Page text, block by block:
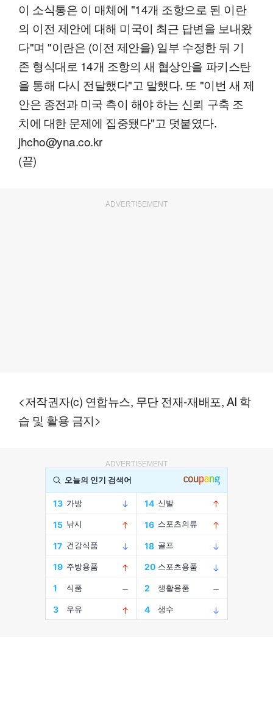
이 소식통은 이 매체에 "14개 조항으로 된 이란
의 이전 제안에 대해 미국이 최근 답변을 보내왔
다"며 "이란은 (이전 제안을) 일부 수정한 뒤 기
존 형식대로 14개 조항의 새 협상안을 파키스탄
을 통해 다시 전달했다"고 말했다. 또 "이번 새 제
안은 종전과 미국 측이 해야 하는 신뢰 구축 조
치에 대한 문제에 집중됐다"고 덧붙였다.
jhcho@yna.co.kr
(끝)
ADVERTISEMENT
<저작권자(c) 연합뉴스, 무단 전재-재배포, AI 학
습 및 활용 금지>
ADVERTISEMENT